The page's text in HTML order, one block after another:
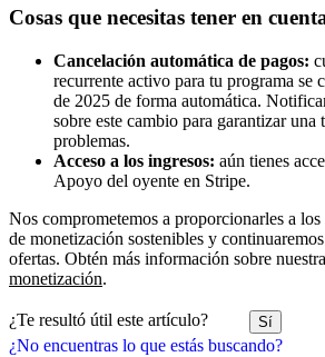
¿No encuentras lo que estás buscando?
Cosas que necesitas tener en
Cancelación automática de pagos:
recurrente activo para tu programa se
de 2025 de forma automática.
sobre este cambio para garantizar una
problemas.
Acceso a los ingresos: aún tienes
Apoyo del oyente en Stripe.
Nos comprometemos a proporcionarles a los
de monetización sostenibles y
ofertas. Obtén más información sobre
monetización.
¿Te resultó útil este artículo? Sí